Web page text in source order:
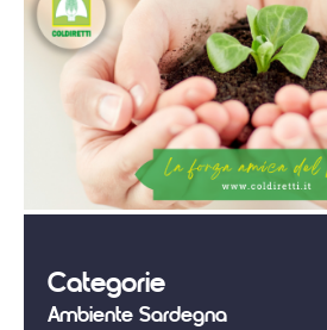
Categorie
Ambiente Sardegna